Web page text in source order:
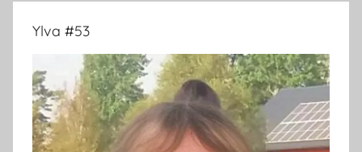
Ylva #53